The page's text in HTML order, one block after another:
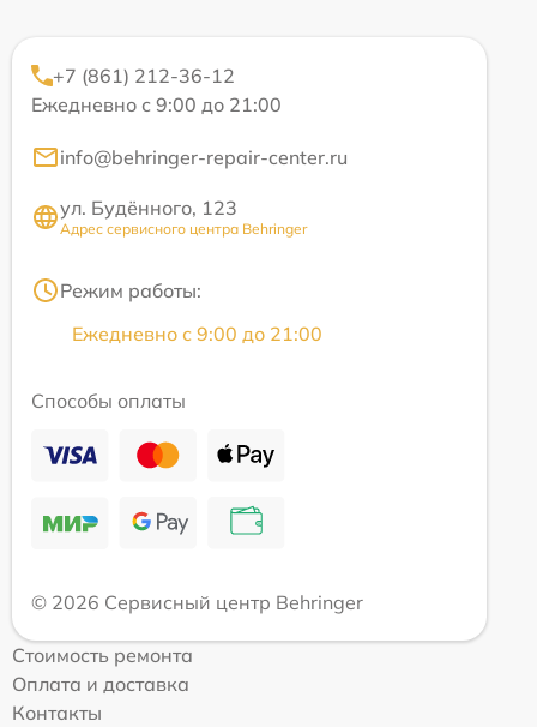
+7 (861) 212-36-12
Ежедневно с 9:00 до 21:00
info@behringer-repair-center.ru
ул. Будённого, 123
Адрес сервисного центра Behringer
Режим работы:
Ежедневно с 9:00 до 21:00
Способы оплаты
© 2026 Сервисный центр Behringer
Стоимость ремонта
Оплата и доставка
Контакты